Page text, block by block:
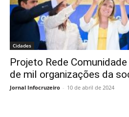
Cidades
Projeto Rede
de mil organizações da
Jornal Infocruzeiro - 10 de abril de 2024